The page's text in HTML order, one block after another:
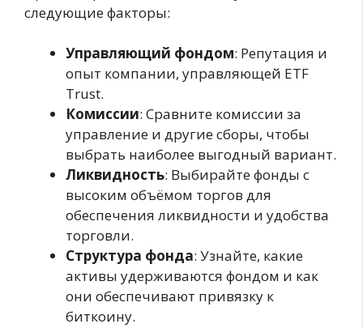
следующие факторы:
Управляющий фондом: Репутация и
опыт компании, управляющей ETF
Trust.
Комиссии: Сравните комиссии за
управление и другие сборы, чтобы
выбрать наиболее выгодный вариант.
Ликвидность: Выбирайте фонды с
высоким объёмом торгов для
обеспечения ликвидности и удобства
торговли.
Структура фонда: Узнайте, какие
активы удерживаются фондом и как
они обеспечивают привязку к
биткоину.